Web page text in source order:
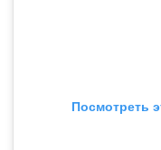
Посмотреть